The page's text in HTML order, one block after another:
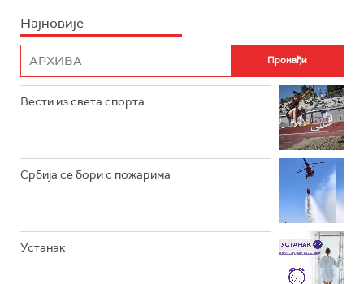
РАДИО РОКЕНРОЛЕР
РАДИО ЏЕЗЕР
Најновије
Вести из света спорта
Србија се бори с пожарима
Устанак